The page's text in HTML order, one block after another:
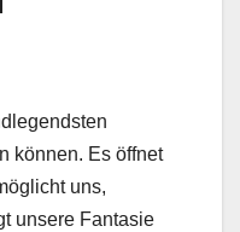
können. Es öffnet
uns,
unsere Fantasie